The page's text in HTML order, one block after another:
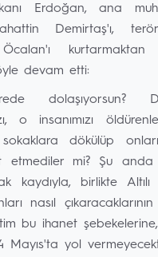
Erdoğan, ana
Demirtaş'ı,
devam etti:
dolaşıyorsun?
o insanımızı
sokaklara dökülüp
etmediler mi? Şu
kaydıyla, birlikte
nasıl
bu ihanet
Mayıs'ta yol